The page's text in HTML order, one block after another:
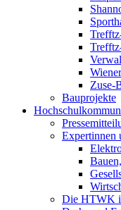
Zuse-
Bauprojekte
Expertinnen
Die HTWK